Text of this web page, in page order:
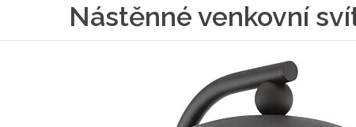
Nástěnné venkovní